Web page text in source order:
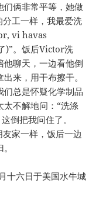
们俩非常平等，她做
工一样，我最爱洗
vi havas
)”。饭后Victor洗
他聊天，一边看他倒
来，用干布擦干。
们总是怀疑化学制品
太不解地问：“洗涤
倒把我问住了。
家一样，饭后一边
十六日于美国水牛城